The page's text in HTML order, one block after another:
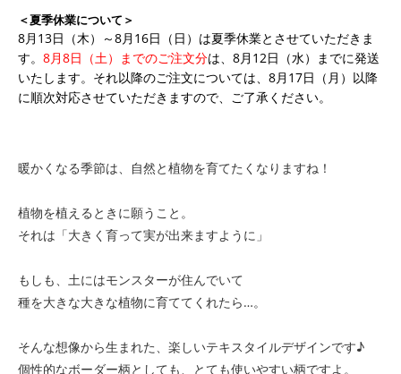
＜夏季休業について＞
8月13日（木）～8月16日（日）は夏季休業とさせていただきま
す。 8月8日（土）までのご注文分は、8月12日（水）までに発送
いたします。それ以降のご注文については、8月17日（月）以降
に順次対応させていただきますので、ご了承ください。
暖かくなる季節は、自然と植物を育てたくなりますね！
植物を植えるときに願うこと。
それは「大きく育って実が出来ますように」
もしも、土にはモンスターが住んでいて
種を大きな大きな植物に育ててくれたら…。
そんな想像から生まれた、楽しいテキスタイルデザインです♪
個性的なボーダー柄としても、とても使いやすい柄ですよ。